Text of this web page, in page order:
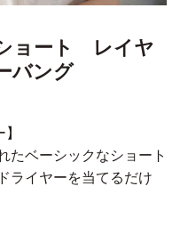
ョート レイヤ
バング
たベーシックなショート
ライヤーを当てるだけ